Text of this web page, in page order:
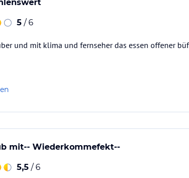
5 / 6
und mit klima und fernseher das essen offener
mit-- Wiederkommefekt--
5,5 / 6